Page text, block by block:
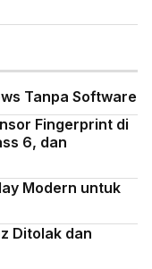
Tanpa Software
Fingerprint di
6, dan
Modern untuk
Ditolak dan